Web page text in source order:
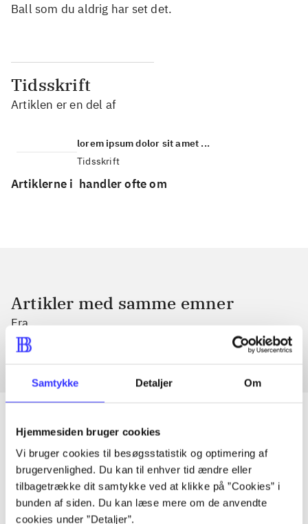
Samtykke Detaljer Om
Hjemmesiden bruger cookies
Vi bruger cookies til besøgsstatistik og optimering af
brugervenlighed. Du kan til enhver tid ændre eller
tilbagetrække dit samtykke ved at klikke på ”Cookies” i
bunden af siden. Du kan læse mere om de anvendte
cookies under ”Detaljer”.
Ball som du aldrig har set det.
Tidsskrift
Artiklen er en del af
lorem ipsum dolor sit amet ...
Tidsskrift
Artiklerne i handler ofte om
Artikler med samme emner
Fra
Artikler
Alle registrerede artikler fordelt på udgivelser
...